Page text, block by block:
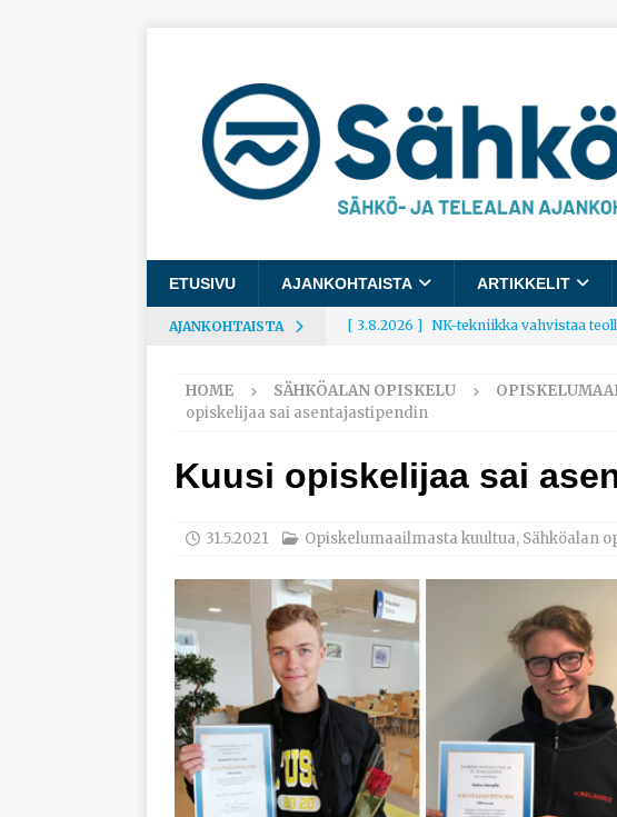
ETUSIVU AJANKOHTAISTA ARTIKKELIT
AJANKOHTAISTA [ 3.8.2026 ] NK-tekniikka vahvistaa
[ 3.8.2026 ] Rakennusalalle tulee
[ 3.8.2026 ] Työelämägallup: Pienet
Norelco laajentaa
[ 29.7.2026 ] Loviisan
modernisointihankkeita
[ 6.8.2026 ] Enersense toimittaa
AJANKOHTAISTA
HOME SÄHKÖALAN OPISKELU
opiskelijaa sai asentajastipendin
Kuusi opiskelijaa sai
31.5.2021 Opiskelumaailmasta kuultua, Sähköalan